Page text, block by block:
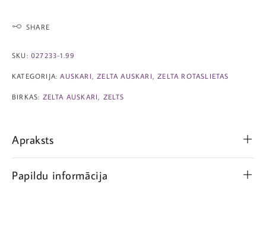
SHARE
SKU: 027233-1.99
KATEGORIJA:AUSKARI ZELTA AUSKARI ZELTA ROTASLIETAS
BIRKAS: ZELTA AUSKARI ZELTS
Apraksts
Papildu informācija